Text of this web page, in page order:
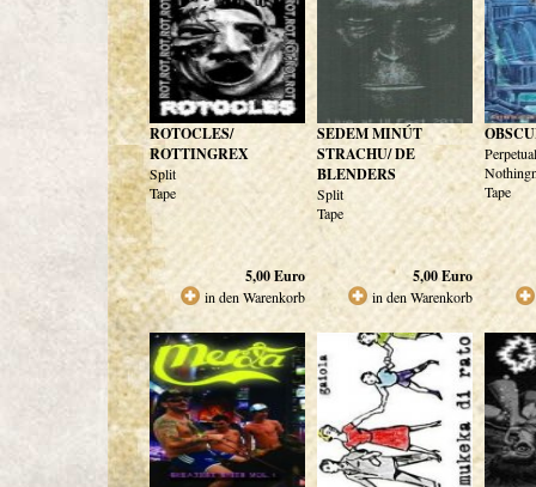
ROTOCLES/
ROTTINGREX
Split
Tape
5,00Euro
in den Warenkorb
SEDEM MINÚT
STRACHU/ DE
BLENDERS
Split
Tape
5,00Euro
in den Warenkorb
Tape